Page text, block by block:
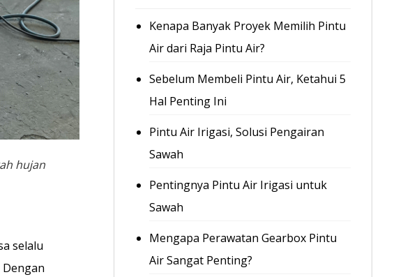
hujan
selalu
Kenapa Banyak Proyek Memilih Pintu
Air dari Raja Pintu Air?
Sebelum Membeli Pintu Air, Ketahui 5
Hal Penting Ini
Pintu Air Irigasi, Solusi Pengairan
Sawah
Pentingnya Pintu Air Irigasi untuk
Sawah
Mengapa Perawatan Gearbox Pintu
Air Sangat Penting?